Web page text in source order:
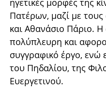
Πατέρων, μαζί με
και Αθανάσιο Πάριο.
πολύπλευρη και
συγγραφικό έργο, ενώ
του Πηδαλίου, της
Ευεργετινού.